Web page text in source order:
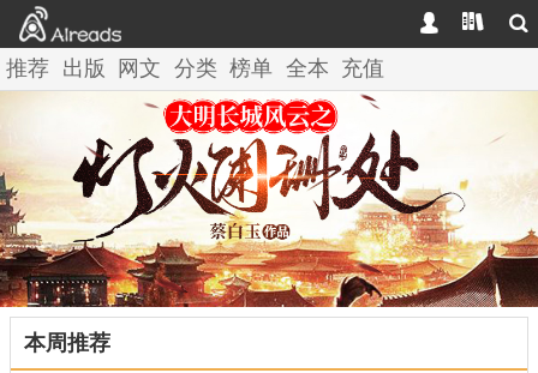
  
推荐 出版 网文 分类 榜单 全本 充值
本周推荐